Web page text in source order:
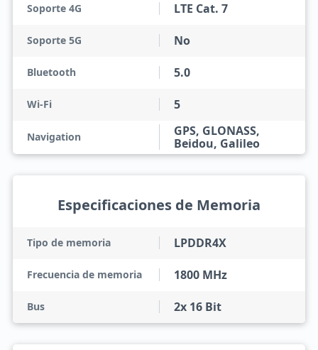
Soporte 4G LTE Cat. 7
Soporte 5G No
Bluetooth 5.0
Wi-Fi 5
Navigation
GPS, GLONASS,
Beidou, Galileo
Especificaciones de Memoria
Tipo de memoria LPDDR4X
Frecuencia de memoria 1800 MHz
Bus 2x 16 Bit